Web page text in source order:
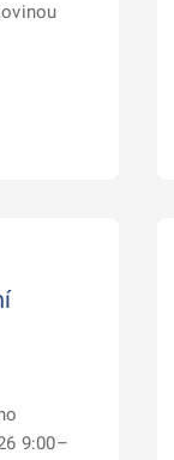
9:00–